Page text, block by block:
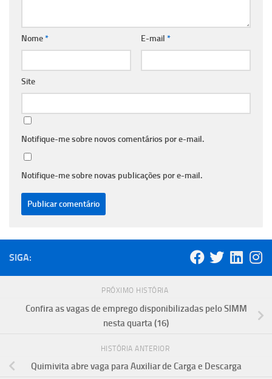
Nome* E-mail *
Site
Notifique-me sobre novos comentários por e-mail.
Notifique-me sobre novas publicações por e-mail.
SIGA:
PRÓXIMO HISTÓRIA
Confira as vagas de emprego disponibilizadas pelo SIMM
nesta quarta (16)
HISTÓRIA ANTERIOR
Quimivita abre vaga para Auxiliar de Carga e Descarga